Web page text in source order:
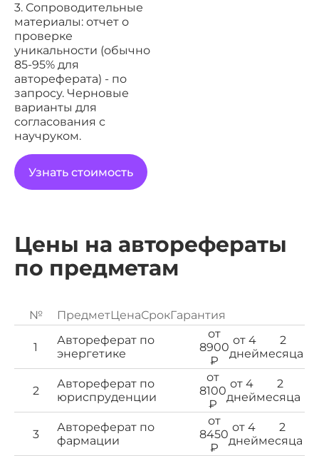
3. Сопроводительные
материалы: отчет о
проверке
уникальности (обычно
85-95% для
автореферата) - по
запросу. Черновые
варианты для
согласования с
научруком.
Узнать стоимость
Цены на авторефераты
по предметам
№ ПредметЦенаСрокГарантия
1
Автореферат по
энергетике
от
8900
₽
от 4
дней
2
месяца
2
Автореферат по
юриспруденции
от
8100
₽
от 4
дней
2
месяца
3
Автореферат по
фармации
от
8450
₽
от 4
дней
2
месяца